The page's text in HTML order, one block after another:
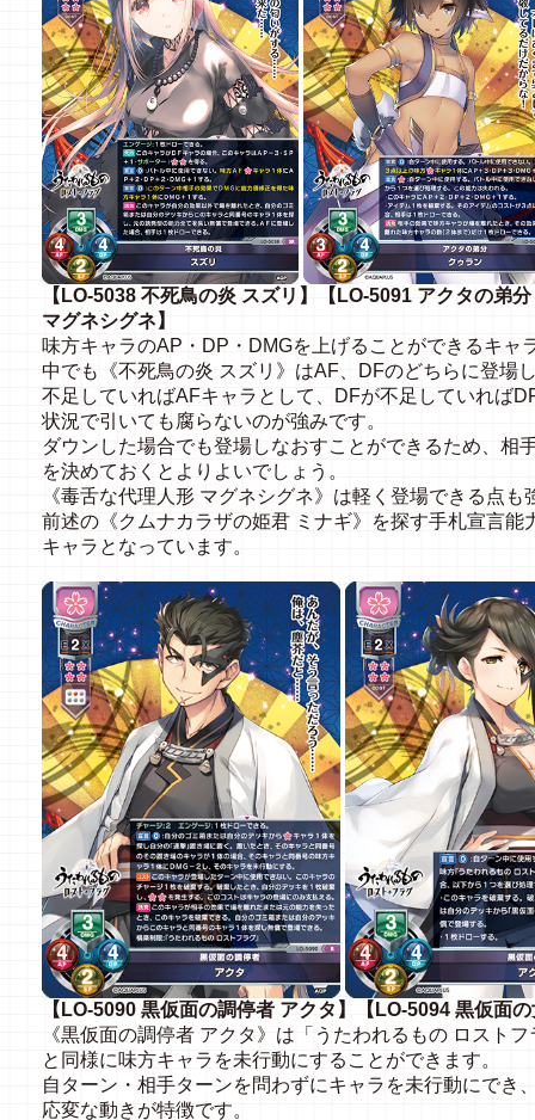
【LO-5038 不死鳥の炎 スズリ】【LO-5091 アクタの弟
マグネシグネ】
味方キャラのAP・DP・DMGを上げることができるキャ
中でも《不死鳥の炎 スズリ》はAF、DFのどちらに登場
不足していればAFキャラとして、DFが不足していれば
状況で引いても腐らないのが強みです。
ダウンした場合でも登場しなおすことができるため、相
を決めておくとよりよいでしょう。
《毒舌な代理人形 マグネシグネ》は軽く登場できる点
前述の《クムナカラザの姫君 ミナギ》を探す手札宣言
キャラとなっています。
【LO-5090 黒仮面の調停者 アクタ】【LO-5094 黒仮面
《黒仮面の調停者 アクタ》は「うたわれるもの ロスト
と同様に味方キャラを未行動にすることができます。
自ターン・相手ターンを問わずにキャラを未行動にでき
応変な動きが特徴です。